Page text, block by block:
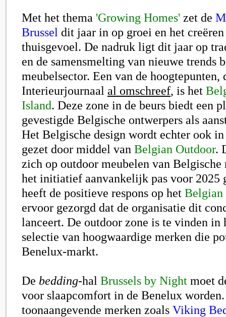
Met het thema 'Growing Homes' zet de
Brussel dit jaar in op groei en het
thuisgevoel. De nadruk ligt dit jaar op
en de samensmelting van nieuwe trends
meubelsector. Een van de hoogtepunten,
Interieurjournaal al omschreef, is het
Island. Deze zone in de beurs biedt een
gevestigde Belgische ontwerpers als
Het Belgische design wordt echter ook
gezet door middel van Belgian Outdoor.
zich op outdoor meubelen van
het initiatief aanvankelijk pas voor 2025
heeft de positieve respons op het Belgian
ervoor gezorgd dat de organisatie dit
lanceert. De outdoor zone is te vinden in
selectie van hoogwaardige merken die
Benelux-markt.
De bedding-hal Brussels by Night moet
voor slaapcomfort in de Benelux
toonaangevende merken zoals Viking